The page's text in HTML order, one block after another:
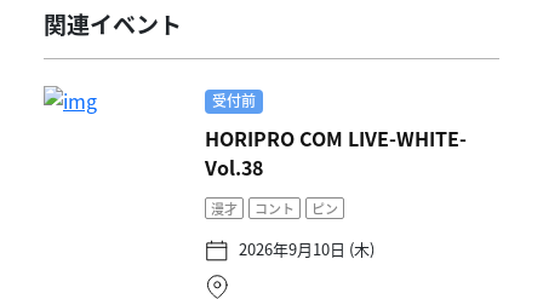
関連イベント
受付前
HORIPRO COM LIVE-WHITE-
Vol.38
漫才 コント ピン
2026年9月10日 (木)